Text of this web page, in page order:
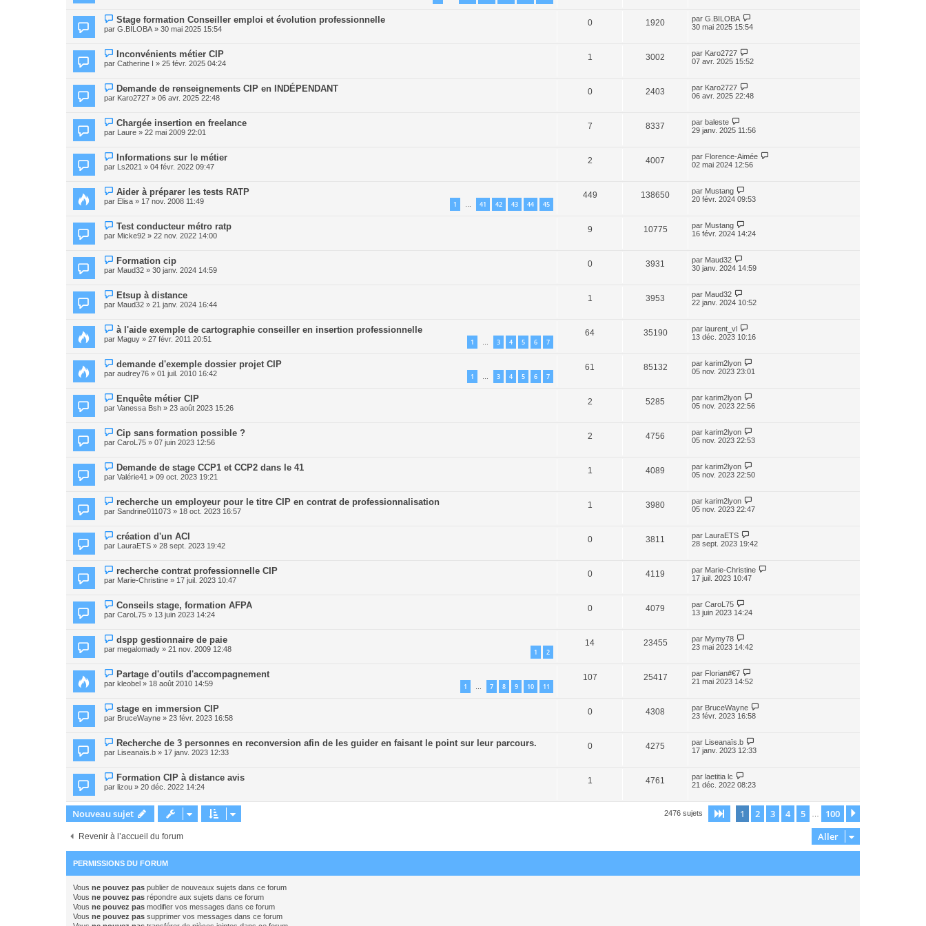
Stage formation Conseiller emploi et évolution professionnelle
par G.BILOBA » 30 mai 2025 15:54
0 1920 par G.BILOBA
30 mai 2025 15:54
Inconvénients métier CIP
par Catherine I » 25 févr. 2025 04:24
1 3002 par Karo2727
07 avr. 2025 15:52
Demande de renseignements CIP en INDÉPENDANT
par Karo2727 » 06 avr. 2025 22:48
0 2403 par Karo2727
06 avr. 2025 22:48
Chargée insertion en freelance
par Laure » 22 mai 2009 22:01
7 8337 par baleste
29 janv. 2025 11:56
Informations sur le métier
par Ls2021 » 04 févr. 2022 09:47
2 4007 par Florence-Aimée
02 mai 2024 12:56
Aider à préparer les tests RATP
par Elisa » 17 nov. 2008 11:49 1 … 41 42 43 44 45
449 138650 par Mustang
20 févr. 2024 09:53
Test conducteur métro ratp
par Micke92 » 22 nov. 2022 14:00
9 10775 par Mustang
16 févr. 2024 14:24
Formation cip
par Maud32 » 30 janv. 2024 14:59
0 3931 par Maud32
30 janv. 2024 14:59
Etsup à distance
par Maud32 » 21 janv. 2024 16:44
1 3953 par Maud32
22 janv. 2024 10:52
à l'aide exemple de cartographie conseiller en insertion professionnelle
par Maguy » 27 févr. 2011 20:51 1 … 3 4 5 6 7
64 35190 par laurent_vl
13 déc. 2023 10:16
demande d'exemple dossier projet CIP
par audrey76 » 01 juil. 2010 16:42 1 … 3 4 5 6 7
61 85132 par karim2lyon
05 nov. 2023 23:01
Enquête métier CIP
par Vanessa Bsh » 23 août 2023 15:26
2 5285 par karim2lyon
05 nov. 2023 22:56
Cip sans formation possible ?
par CaroL75 » 07 juin 2023 12:56
2 4756 par karim2lyon
05 nov. 2023 22:53
Demande de stage CCP1 et CCP2 dans le 41
par Valérie41 » 09 oct. 2023 19:21
1 4089 par karim2lyon
05 nov. 2023 22:50
recherche un employeur pour le titre CIP en contrat de professionnalisation
par Sandrine011073 » 18 oct. 2023 16:57
1 3980 par karim2lyon
05 nov. 2023 22:47
création d'un ACI
par LauraETS » 28 sept. 2023 19:42
0 3811 par LauraETS
28 sept. 2023 19:42
recherche contrat professionnelle CIP
par Marie-Christine » 17 juil. 2023 10:47
0 4119 par Marie-Christine
17 juil. 2023 10:47
Conseils stage, formation AFPA
par CaroL75 » 13 juin 2023 14:24
0 4079 par CaroL75
13 juin 2023 14:24
dspp gestionnaire de paie
par megalomady » 21 nov. 2009 12:48 1 2
14 23455 par Mymy78
23 mai 2023 14:42
Partage d'outils d'accompagnement
par kleobel » 18 août 2010 14:59 1 … 7 8 9 10 11
107 25417 par Florian#€7
21 mai 2023 14:52
stage en immersion CIP
par BruceWayne » 23 févr. 2023 16:58
0 4308 par BruceWayne
23 févr. 2023 16:58
Recherche de 3 personnes en reconversion afin de les guider en faisant le point sur leur parcours.
par Liseanaïs.b » 17 janv. 2023 12:33
0 4275 par Liseanaïs.b
17 janv. 2023 12:33
Formation CIP à distance avis
par lizou » 20 déc. 2022 14:24
1 4761 par laetitia lc
21 déc. 2022 08:23
Nouveau sujet 2476 sujets Page sur100
1 2 3 4 5 100
Revenir à l’accueil du forum Aller
PERMISSIONS DU FORUM
Vous ne pouvez pas publier de nouveaux sujets dans ce forum
Vous ne pouvez pas répondre aux sujets dans ce forum
Vous ne pouvez pas modifier vos messages dans ce forum
Vous ne pouvez pas supprimer vos messages dans ce forum